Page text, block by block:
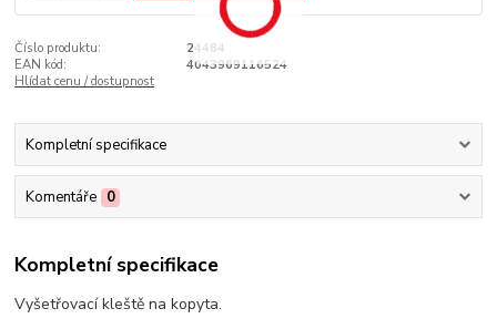
Číslo produktu:
24484
EAN kód:
4043969116524
Hlídat cenu / dostupnost
Kompletní specifikace
Komentáře 0
Kompletní specifikace
Vyšetřovací kleště na kopyta.